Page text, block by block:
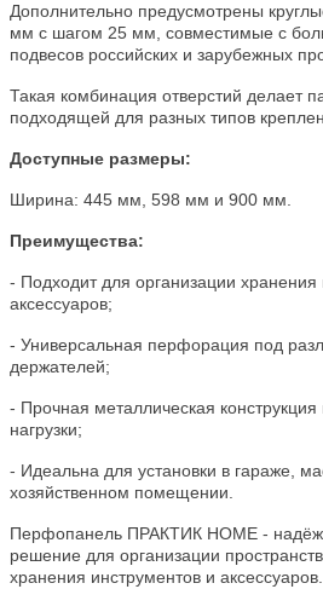
Дополнительно предусмотрены
мм с шагом 25 мм, совместимые с
подвесов российских и зарубежных
Такая комбинация отверстий делает
подходящей для разных типов
Доступные размеры:
Ширина: 445 мм, 598 мм и 900 мм.
Преимущества:
- Подходит для организации хранения
аксессуаров;
- Универсальная перфорация под
держателей;
- Прочная металлическая
нагрузки;
- Идеальна для установки в гараже,
хозяйственном помещении.
Перфопанель ПРАКТИК HOME -
решение для организации
хранения инструментов и аксессуаров.